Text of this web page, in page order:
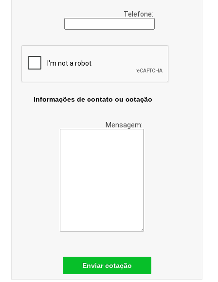
Telefone:
Informações de contato ou cotação
Mensagem:
Enviar cotação